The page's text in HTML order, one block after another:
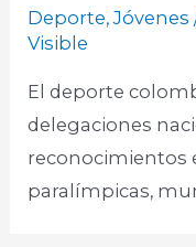
Deporte,Jóvenes
Visible
El deporte
delegaciones
reconocimientos
paralímpicas,